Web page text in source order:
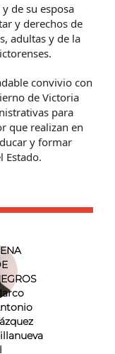
de su esposa
y derechos de
adultas y de la
convivio con
de Victoria
para
que realizan en
y formar
Estado.